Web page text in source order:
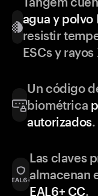
agua y polvo
resistir
ESCs y rayos
Un código
biométrica
autorizados.
Las claves
almacenan
EAL6+ CC.